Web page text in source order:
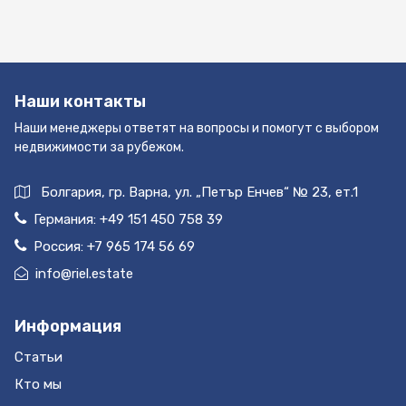
Наши контакты
Наши менеджеры ответят на вопросы и помогут с выбором
недвижимости за рубежом.
Болгария, гр. Варна, ул. „Петър Енчев“ № 23, ет.1
Германия: +49 151 450 758 39
Россия: +7 965 174 56 69
info@riel.estate
Информация
Статьи
Кто мы